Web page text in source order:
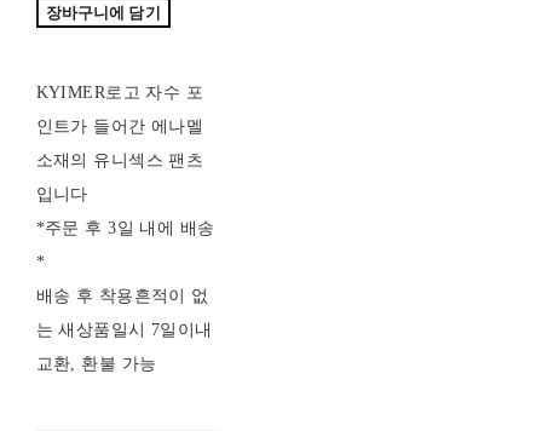
장바구니에 담기
KYIMER로고 자수 포
인트가 들어간 에나멜
소재의 유니섹스 팬츠
입니다
*주문 후 3일 내에 배송
*
배송 후 착용흔적이 없
는 새상품일시 7일이내
교환, 환불 가능